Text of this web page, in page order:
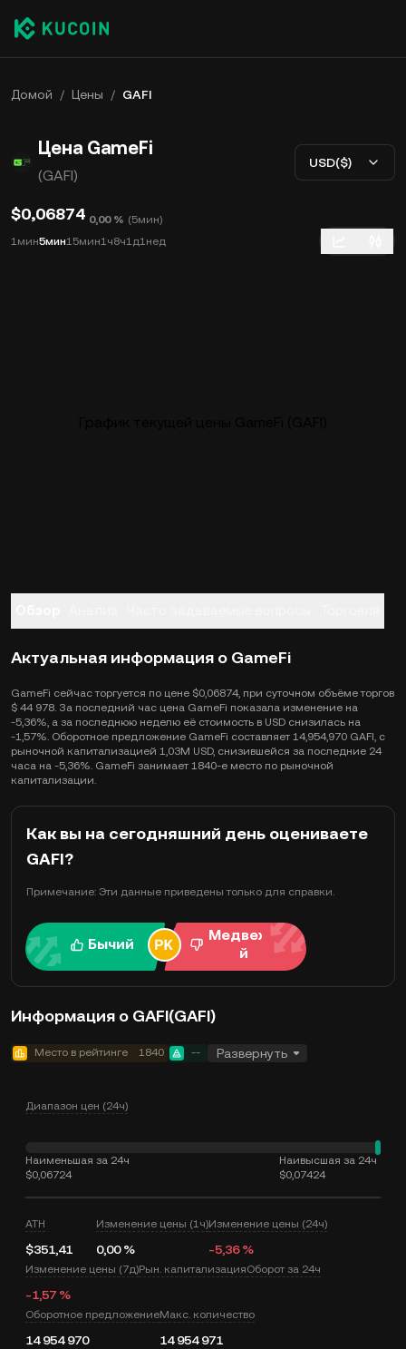
Домой / Цены / GAFI
Цена GameFi
(GAFI)
USD($)
$0,06874 0,00 % (5мин)
1мин5мин15мин1ч8ч1д1нед
Актуальная информация о GameFi
GameFi сейчас торгуется по цене $0,06874, при суточном объёме торгов
$ 44 978. За последний час цена GameFi показала изменение на
-5,36%, а за последнюю неделю её стоимость в USD снизилась на
-1,57%. Оборотное предложение GameFi составляет 14,954,970 GAFI, с
рыночной капитализацией 1,03M USD, снизившейся за последние 24
часа на -5,36%. GameFi занимает 1840-е место по рыночной
капитализации.
Как вы на сегодняшний день оцениваете
GAFI?
Примечание: Эти данные приведены только для справки.
Бычий
Медвежи
й
Информация о GAFI(GAFI)
Место в рейтинге 1840 -- Развернуть
Диапазон цен (24ч)
Наименьшая за 24ч
$0,06724
Наивысшая за 24ч
$0,07424
ATH
$351,41
Изменение цены (1ч)
0,00 %
Изменение цены (24ч)
-5,36 %
Изменение цены (7д)
-1,57 %
Рын. капитализацияОборот за 24ч
Оборотное предложение
14 954 970
Макс. количество
14 954 971